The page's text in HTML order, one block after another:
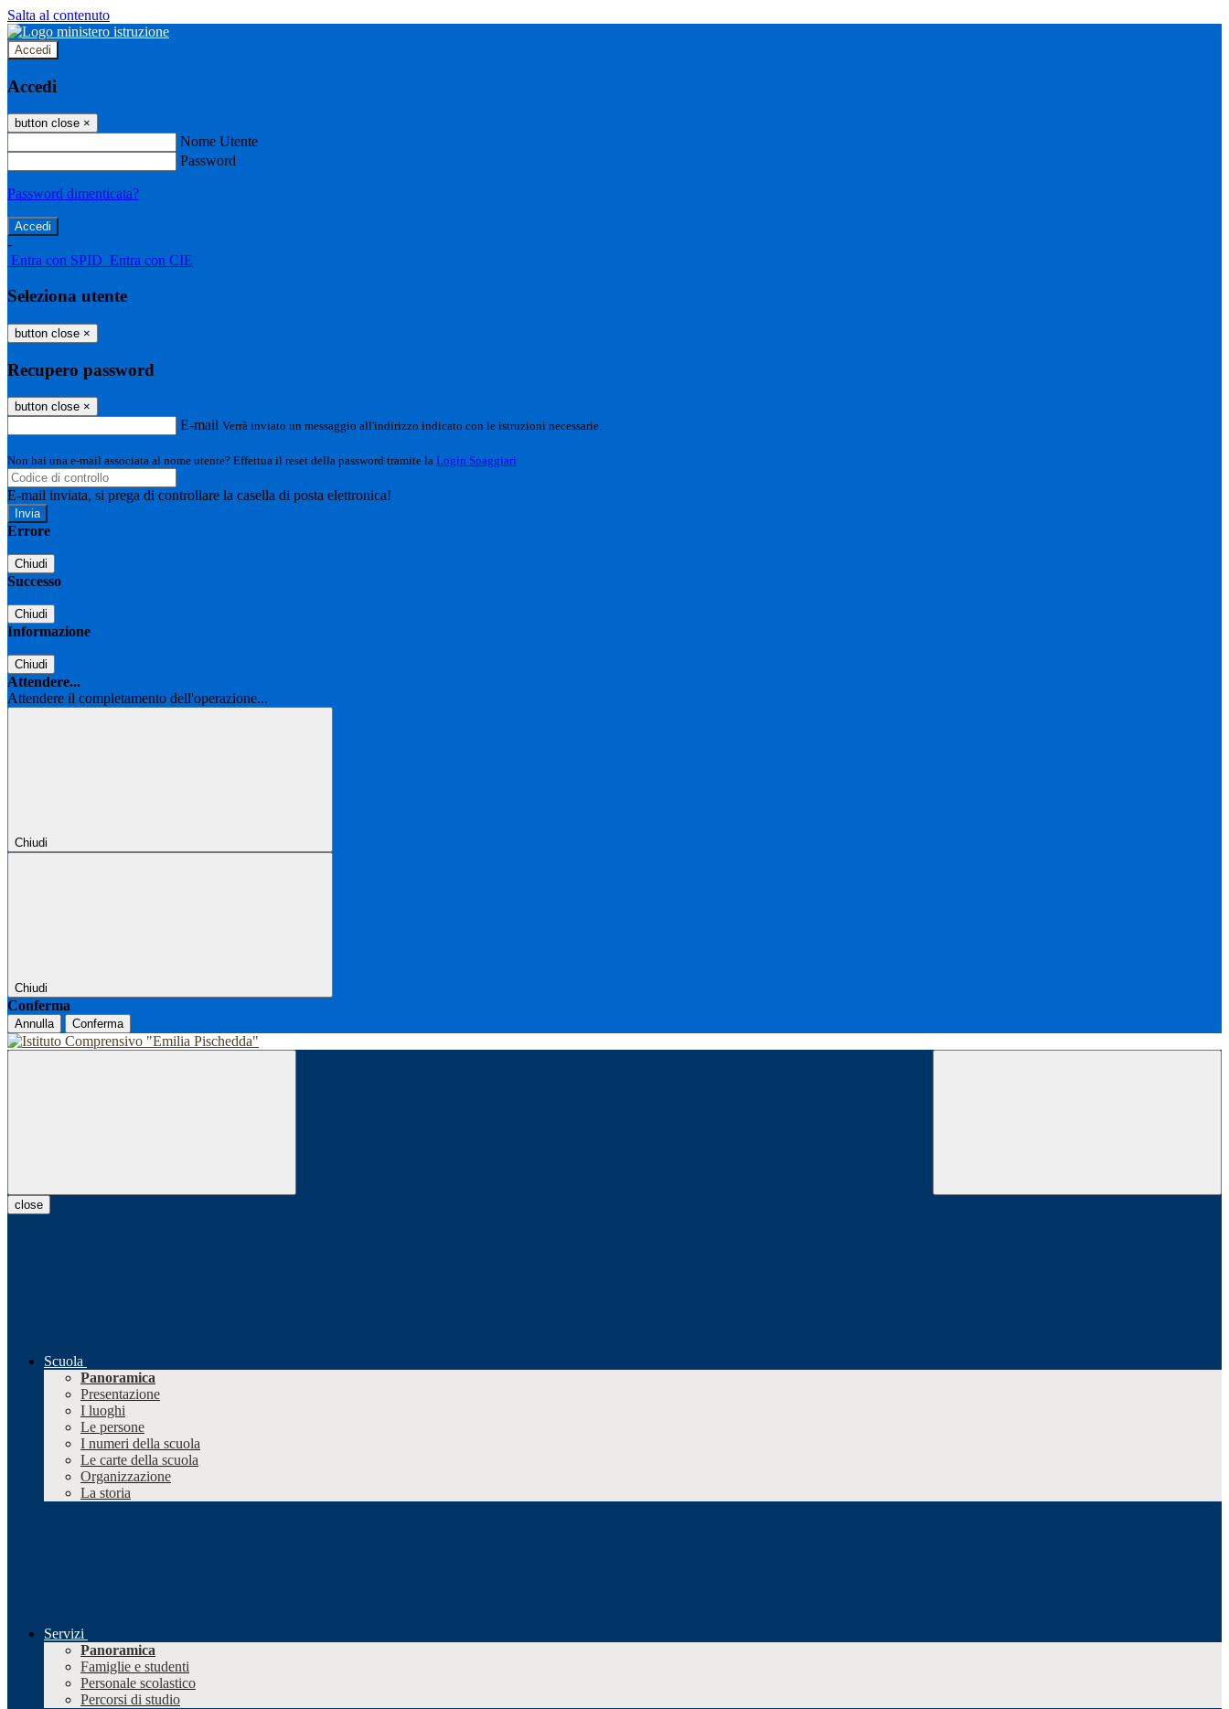
Salta al contenuto
Accedi
Accedi
button close ×
Nome Utente
Password
Password dimenticata?
-
Entra con SPID Entra con CIE
Seleziona utente
button close ×
Recupero password
button close ×
E-mail Verrà inviato un messaggio all'indirizzo indicato con le istruzioni necessarie.
Non hai una e-mail associata al nome utente? Effettua il reset della password tramite la Login Spaggiari
E-mail inviata, si prega di controllare la casella di posta elettronica!
Errore
Chiudi
Successo
Chiudi
Informazione
Chiudi
Attendere...
Attendere il completamento dell'operazione...
Chiudi
Chiudi
Conferma
Annulla Conferma
close
Scuola
Panoramica
Presentazione
I luoghi
Le persone
I numeri della scuola
Le carte della scuola
Organizzazione
La storia
Servizi
Panoramica
Famiglie e studenti
Personale scolastico
Percorsi di studio